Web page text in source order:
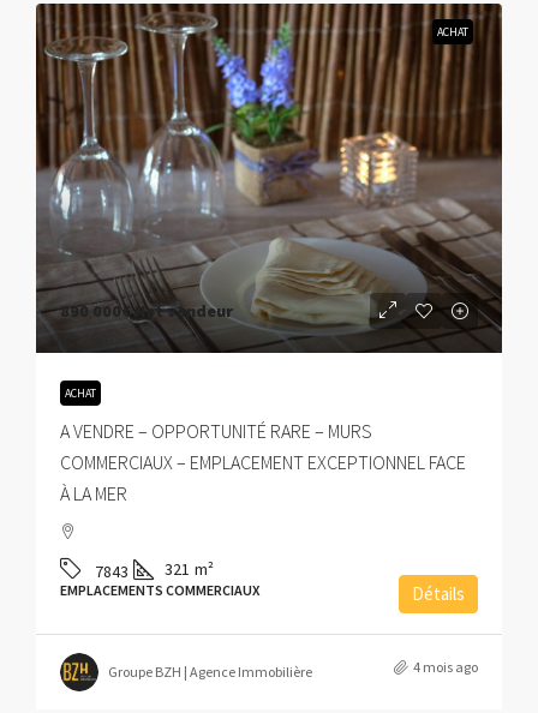
ACHAT
890 000€Net vendeur
ACHAT
A VENDRE – OPPORTUNITÉ RARE – MURS
COMMERCIAUX – EMPLACEMENT EXCEPTIONNEL FACE
À LA MER
7843 321 m²
EMPLACEMENTS COMMERCIAUX Détails
Groupe BZH | Agence Immobilière 4 mois ago